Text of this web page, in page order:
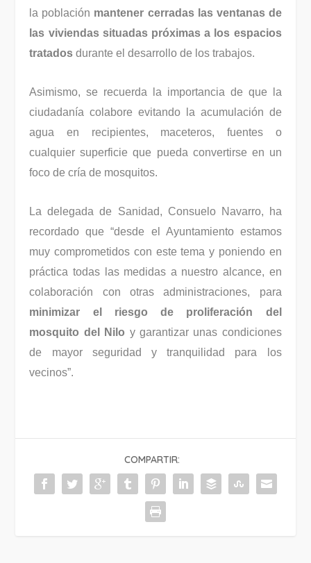
la población mantener cerradas las ventanas de
las viviendas situadas próximas a los espacios
tratados durante el desarrollo de los trabajos.
Asimismo, se recuerda la importancia de que la
ciudadanía colabore evitando la acumulación de
agua en recipientes, maceteros, fuentes o
cualquier superficie que pueda convertirse en un
foco de cría de mosquitos.
La delegada de Sanidad, Consuelo Navarro, ha
recordado que “desde el Ayuntamiento estamos
muy comprometidos con este tema y poniendo en
práctica todas las medidas a nuestro alcance, en
colaboración con otras administraciones, para
minimizar el riesgo de proliferación del
mosquito del Nilo y garantizar unas condiciones
de mayor seguridad y tranquilidad para los
vecinos”.
COMPARTIR: